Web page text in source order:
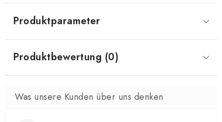
Produktparameter
Produktbewertung (0)